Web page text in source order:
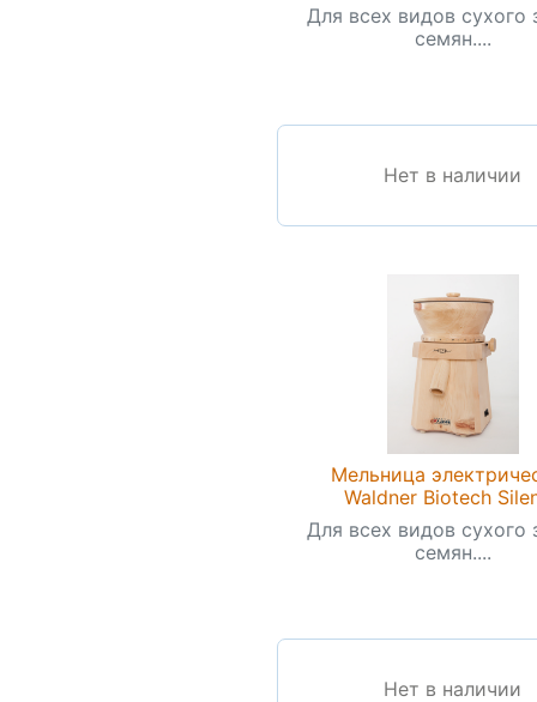
Для всех видов сухого
семян....
Нет в наличии
Мельница
Waldner Biotech
Для всех видов сухого
семян....
Нет в наличии